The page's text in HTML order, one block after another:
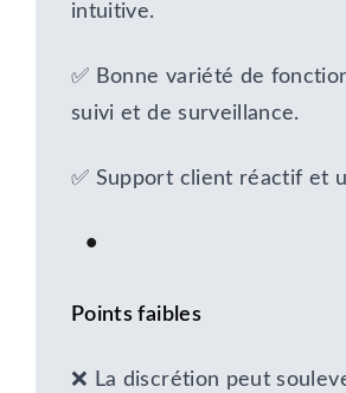
intuitive.
✅ Bonne variété de
suivi et de surveillance.
✅ Support client réactif et
Points faibles
❌ La discrétion peut